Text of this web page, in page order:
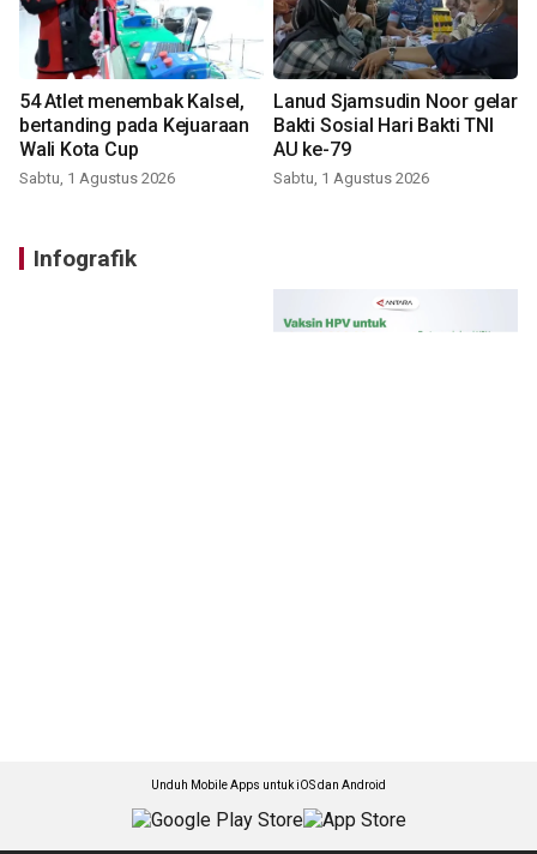
54 Atlet menembak Kalsel,
bertanding pada Kejuaraan
Wali Kota Cup
Sabtu, 1 Agustus 2026
Lanud Sjamsudin Noor gelar
Bakti Sosial Hari Bakti TNI
AU ke-79
Sabtu, 1 Agustus 2026
Infografik
Unduh Mobile Apps untuk iOS dan Android